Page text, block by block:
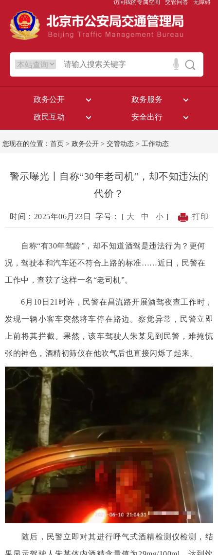
访问我的专属空间 交管问答 无障碍
政务公开 政务服务
政民互动 安全出行
您现在的位置： 首页 > 政务公开 > 交管动态 > 工作动态
警示曝光丨自称“30年老司机”，却不知违法的
代价？
时间：2025年06月23日 字号： [ 大 中 小 ] 打印
自称“有30年驾龄”，却不知道酒驾是违法行为？更何
况，驾驶本和汽车还不符合上路的标准……近日，民警在
工作中，查获了这样一名“老司机”。
6月10日21时许，民警在昌流路开展酒驾夜查工作时，
发现一辆小客车突然将车停在路边。察觉异常，民警立即
上前将其拦截。果然，该车驾驶人朱某见到民警，难掩慌
张的神色，酒精初筛仪在他吹气后也直接闪烁了起来。
随后，民警立即对其进行呼气式酒精检测仪检测，结